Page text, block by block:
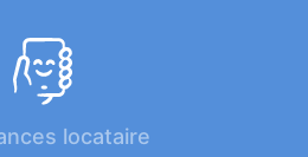
locataire